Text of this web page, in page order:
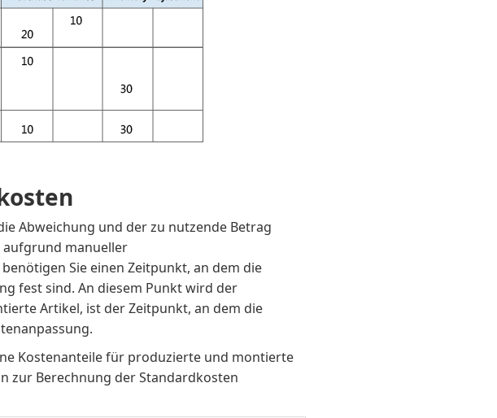
Abweichung und der zu nutzende Betrag
aufgrund manueller
Sie einen Zeitpunkt, an dem die
fest sind. An diesem Punkt wird der
Artikel, ist der Zeitpunkt, an dem die
Kostenanteile für produzierte und montierte
zur Berechnung der Standardkosten